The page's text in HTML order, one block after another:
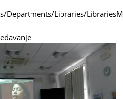
Departments/Libraries/